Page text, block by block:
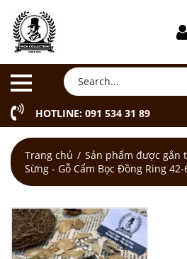
HOTLINE: 091 534 31 89
Trang chủ
Sản phẩm được gắn
Sừng - Gỗ Cẩm Bọc Đồng Ring 42-